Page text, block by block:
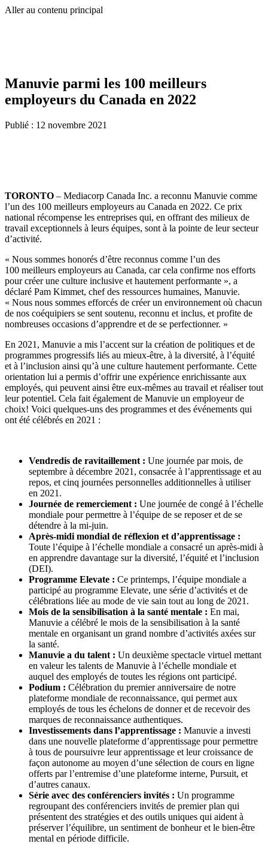
Aller au contenu principal
Manuvie parmi les 100 meilleurs
employeurs du Canada en 2022
Publié : 12 novembre 2021
TORONTO – Mediacorp Canada Inc. a reconnu Manuvie comme
l’un des 100 meilleurs employeurs au Canada en 2022. Ce prix
national récompense les entreprises qui, en offrant des milieux de
travail exceptionnels à leurs équipes, sont à la pointe de leur secteur
d’activité.
« Nous sommes honorés d’être reconnus comme l’un des
100 meilleurs employeurs au Canada, car cela confirme nos efforts
pour créer une culture inclusive et hautement performante », a
déclaré Pam Kimmet, chef des ressources humaines, Manuvie.
« Nous nous sommes efforcés de créer un environnement où chacun
de nos coéquipiers se sent soutenu, reconnu et inclus, et profite de
nombreuses occasions d’apprendre et de se perfectionner. »
En 2021, Manuvie a mis l’accent sur la création de politiques et de
programmes progressifs liés au mieux-être, à la diversité, à l’équité
et à l’inclusion ainsi qu’à une culture hautement performante. Cette
orientation lui a permis d’offrir une expérience enrichissante aux
employés, qui peuvent ainsi être eux-mêmes au travail et réaliser tout
leur potentiel. Cela fait également de Manuvie un employeur de
choix! Voici quelques-uns des programmes et des événements qui
ont été célébrés en 2021 :
Vendredis de ravitaillement : Une journée par mois, de
septembre à décembre 2021, consacrée à l’apprentissage et au
repos, et cinq journées personnelles additionnelles à utiliser
en 2021.
Journée de remerciement : Une journée de congé à l’échelle
mondiale pour permettre à l’équipe de se reposer et de se
détendre à la mi-juin.
Après-midi mondial de réflexion et d’apprentissage :
Toute l’équipe à l’échelle mondiale a consacré un après-midi à
en apprendre davantage sur la diversité, l’équité et l’inclusion
(DEI).
Programme Elevate : Ce printemps, l’équipe mondiale a
participé au programme Elevate, une série d’activités et de
célébrations liée au mode de vie sain tout au long de 2021.
Mois de la sensibilisation à la santé mentale : En mai,
Manuvie a célébré le mois de la sensibilisation à la santé
mentale en organisant un grand nombre d’activités axées sur
la santé.
Manuvie a du talent : Un deuxième spectacle virtuel mettant
en valeur les talents de Manuvie à l’échelle mondiale et
auquel des employés de toutes les régions ont participé.
Podium : Célébration du premier anniversaire de notre
plateforme mondiale de reconnaissance, qui permet aux
employés de tous les échelons de donner et de recevoir des
marques de reconnaissance authentiques.
Investissements dans l’apprentissage : Manuvie a investi
dans une nouvelle plateforme d’apprentissage pour permettre
à tous de poursuivre leur apprentissage et leur croissance de
façon autonome au moyen d’une sélection de cours en ligne
offerts par l’entremise d’une plateforme interne, Pursuit, et
d’autres canaux.
Série avec des conférenciers invités : Un programme
regroupant des conférenciers invités de premier plan qui
présentent des stratégies et des outils uniques qui aident à
préserver l’équilibre, un sentiment de bonheur et le bien-être
mental en période difficile.